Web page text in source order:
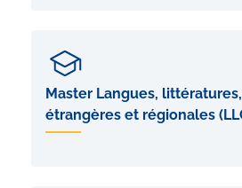
Master Langues,
étrangères et régionales